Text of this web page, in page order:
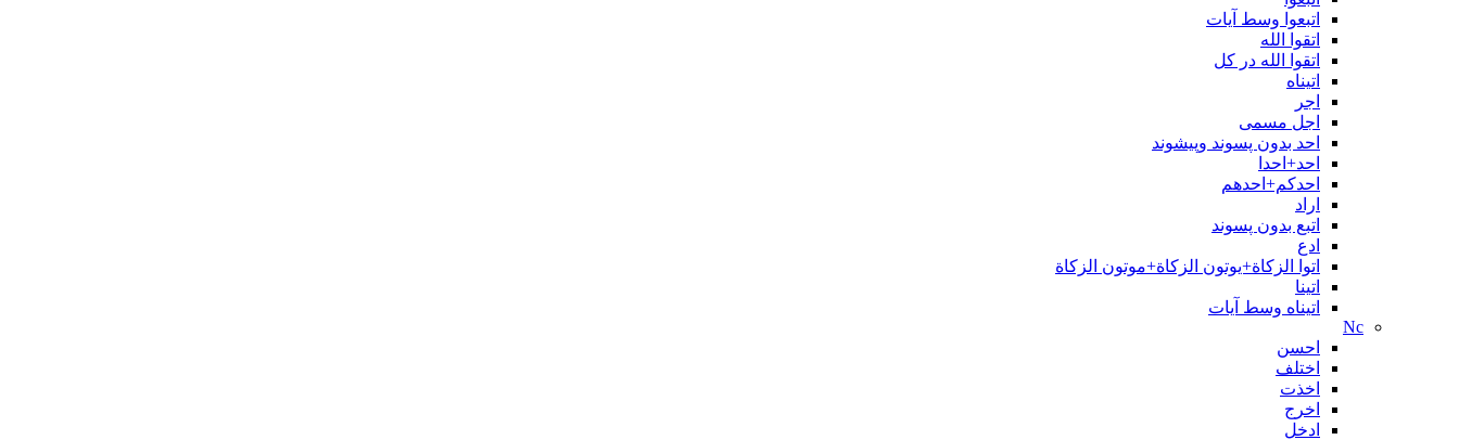
اتبعوا وسط آیات
اتقوا الله
اتقوا الله در کل
اتیناه
اجر
اجل مسمی
احد بدون پسوند وپيشوند
احد+احدا
احدکم+احدهم
اراد
اتبع بدون پسوند
ادع
اتوا الزكاة+يوتون الزكاة+موتون الزكاة
اتينا
اتیناه وسط آیات
Nc
احسن
اختلف
اخذت
اخرج
ادخل